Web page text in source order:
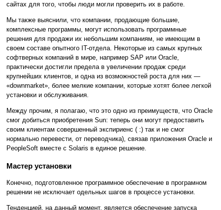
сайтах для того, чтобы люди могли проверить их в работе.
Мы также выяснили, что компании, продающие большие,
комплексные программы, могут использовать программные
решения для продажи их небольшим компаниям, не имеющим в
своем составе опытного IT-отдела. Некоторые из самых крупных
софтверных компаний в мире, например SAP или Oracle,
практически достигли предела в увеличении продаж среди
крупнейших клиентов, и одна из возможностей роста для них —
«downmarket», более мелкие компании, которые хотят более легкой
установки и обслуживания.
Между прочим, я полагаю, что это одно из преимуществ, что Oracle
смог добиться приобретения Sun: теперь они могут предоставить
своим клиентам совершенный экспириенс ( :) так и не смог
нормально перевести, от переводчика), связав приложения Oracle и
PeopleSoft вместе с Solaris в единое решение.
Мастер установки
Конечно, подготовленное программное обеспечение в програмном
решении не исключает одельных шагов в процессе установки.
Тенденцией, на данный момент, является обеспечение запуска